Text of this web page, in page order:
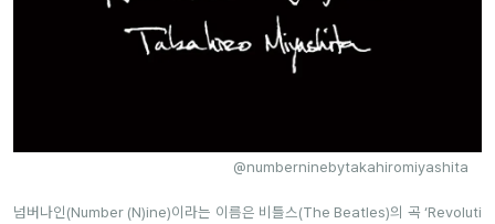
@numberninebytakahiromiyashita
넘버나인(Number (N)ine)이라는 이름은 비틀스(The Beatles)의 곡 ‘Revoluti